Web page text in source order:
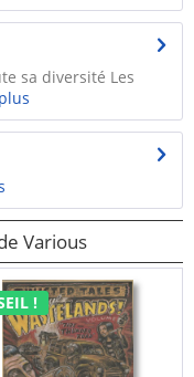
sa diversité Les
plus
Various
!